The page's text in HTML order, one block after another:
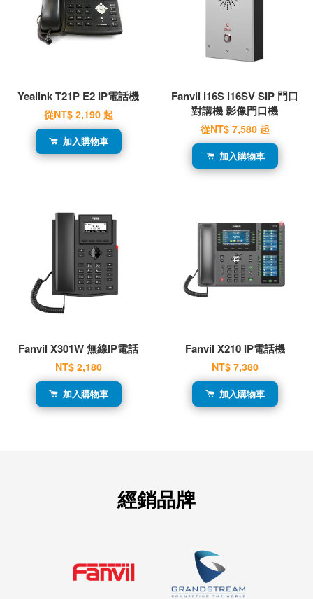
Yealink T21P E2 IP電話機
從NT$ 2,190 起
加入購物車
Fanvil i16S i16SV SIP 門口
對講機 影像門口機
從NT$ 7,580 起
加入購物車
Fanvil X301W 無線IP電話
NT$ 2,180
加入購物車
Fanvil X210 IP電話機
NT$ 7,380
加入購物車
經銷品牌